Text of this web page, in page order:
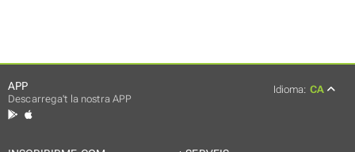
APP
Descarrega't la nostra APP
Idioma: CA